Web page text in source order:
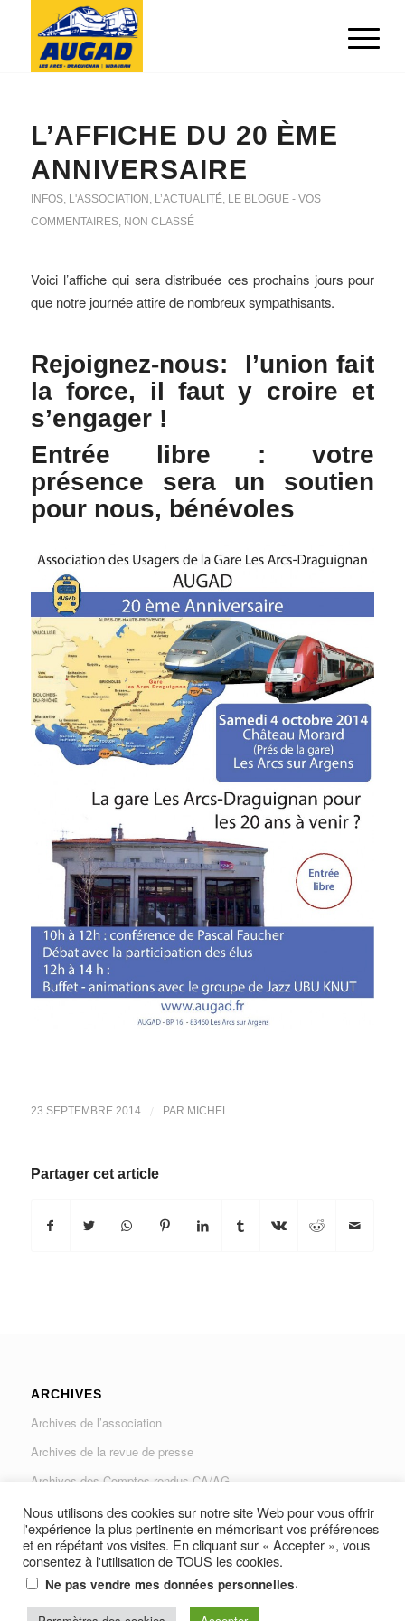
L’AFFICHE DU 20 ÈME
ANNIVERSAIRE
INFOS, L'ASSOCIATION , L’ACTUALITÉ, LE BLOGUE - VOS
COMMENTAIRES, NON CLASSÉ
Voici l’affiche qui sera distribuée ces prochains jours pour
que notre journée attire de nombreux sympathisants.
Rejoignez-nous: l’union fait
la force, il faut y croire et
s’engager !
Entrée libre : votre
présence sera un soutien
pour nous, bénévoles
23 SEPTEMBRE 2014 / PAR MICHEL
Partager cet article
ARCHIVES
Archives de l’association
Archives de la revue de presse
Archives des Comptes rendus CA/AG
Archives du Journal « Traverse »
Nous utilisons des cookies sur notre site Web pour vous offrir
l'expérience la plus pertinente en mémorisant vos préférences
et en répétant vos visites. En cliquant sur « Accepter », vous
consentez à l'utilisation de TOUS les cookies.
Ne pas vendre mes données personnelles.